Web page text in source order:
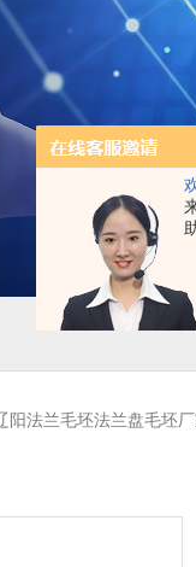
阳法兰毛坯法兰盘毛坯